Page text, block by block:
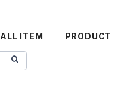
ALL ITEM PRODUCT